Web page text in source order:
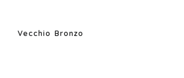
Vecchio Bronzo